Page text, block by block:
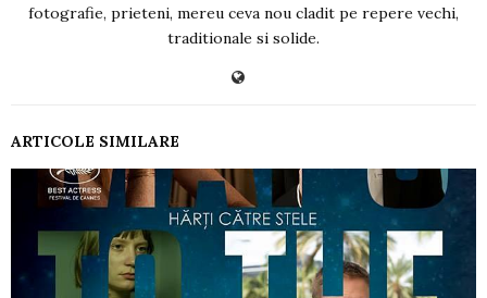
fotografie, prieteni, mereu ceva nou cladit pe repere vechi,
traditionale si solide.
ARTICOLE SIMILARE